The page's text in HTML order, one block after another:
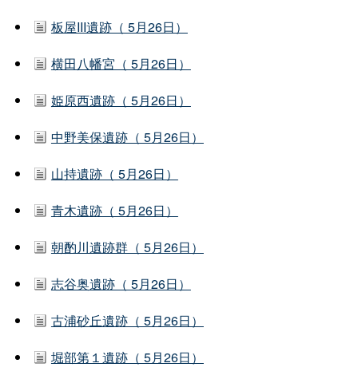
板屋III遺跡（ 5月26日）
横田八幡宮（ 5月26日）
姫原西遺跡（ 5月26日）
中野美保遺跡（ 5月26日）
山持遺跡（ 5月26日）
青木遺跡（ 5月26日）
朝酌川遺跡群（ 5月26日）
志谷奥遺跡（ 5月26日）
古浦砂丘遺跡（ 5月26日）
堀部第１遺跡（ 5月26日）